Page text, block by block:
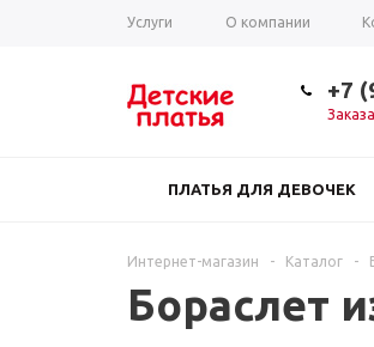
Услуги О компании
+7
ПЛАТЬЯ ДЛЯ ДЕВОЧЕК
Интернет-магазин - Каталог -
Бораслет